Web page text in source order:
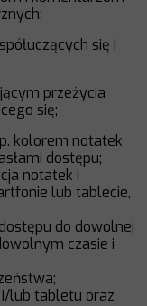
się i
przeżycia
się;
kolorem notatek
dostępu;
notatek i
lub tablecie,
do dowolnej
czasie i
lub tabletu oraz